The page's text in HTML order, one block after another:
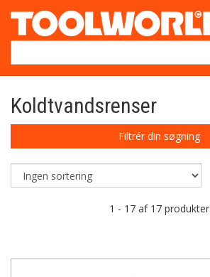
Koldtvandsrenser
Filtrér din søgning
1 - 17 af 17 produkter